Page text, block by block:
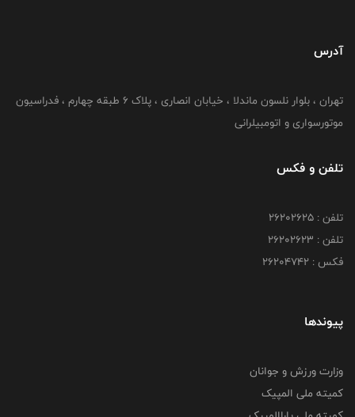
آدرس
تهران ، بلوار نلسون ماندلا ، خیابان انصاری ، پلاک ۶ طبقه چهارم ، فدراسیون
موتورسواری و اتومبیلرانی
تلفن و فکس
تلفن : ۲۶۲۰۲۶۲۵
تلفن : ۲۶۲۰۲۶۲۳
فکس : ۲۶۲۰۴۷۴۲
پیوندها
وزارت ورزش و جوانان
کمیته ملی المپیک